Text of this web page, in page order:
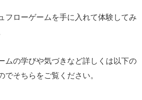
フローゲームを手に入れて体験してみ
ムの学びや気づきなど詳しくは以下の
でそちらをご覧ください。